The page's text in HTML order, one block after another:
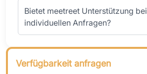
Bietet meetreet Unterstützung bei
individuellen Anfragen?
Verfügbarkeit anfragen